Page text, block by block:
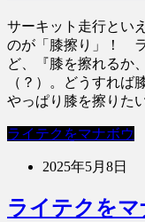
サーキット走行とい
のが「膝擦り」！
ど、『膝を擦れるか
（？）。どうすれ
やっぱり膝を擦りた
ライテクをマナボウ
2025年5月8日
ライテクを